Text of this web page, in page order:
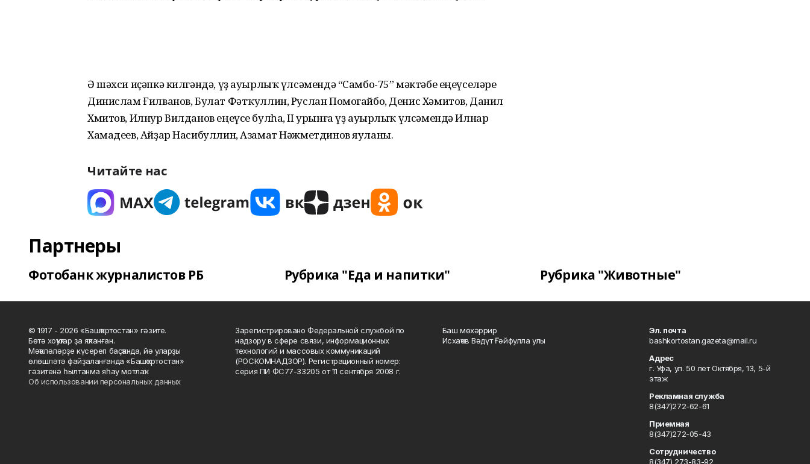
Ә шәхси иҫәпкә килгәндә, үҙ ауырлыҡ үлсәмендә “Самбо-75” мәктәбе еңеүселәре
Динислам Ғилванов, Булат Фәтҡуллин, Руслан Помогайбо, Денис Хәмитов, Данил
Хмитов, Илнур Вилданов еңеүсе булһа, II урынға үҙ ауырлыҡ үлсәмендә Илнар
Хамадеев, Айҙар Насибуллин, Азамат Нәжметдинов яуланы.
Читайте нас
Партнеры
Фотобанк журналистов РБ Рубрика "Еда и напитки" Рубрика "Животные"
© 1917 - 2026 «Башҡортостан» гәзите.
Бөтә хоҡуҡтар ҙа яҡланған.
Мәҡәләләрҙе күсереп баҫҡанда, йә уларҙы
өлөшләтә файҙаланғанда «Башҡортостан»
гәзитенә һылтанма яһау мотлаҡ.
Об использовании персональных данных
Зарегистрировано Федеральной службой по
надзору в сфере связи, информационных
технологий и массовых коммуникаций
(РОСКОМНАДЗОР). Регистрационный номер:
серия ПИ ФС77-33205 от 11 сентября 2008 г.
Баш мөхәррир
Исхаҡов Вәдүт Ғәйфулла улы
Эл. почта
bashkortostan.gazeta@mail.ru
Адрес
г. Уфа, ул. 50 лет Октября, 13, 5-й
этаж
Рекламная служба
8(347)272-62-61
Приемная
8(347)272-05-43
Сотрудничество
8(347) 273-83-92